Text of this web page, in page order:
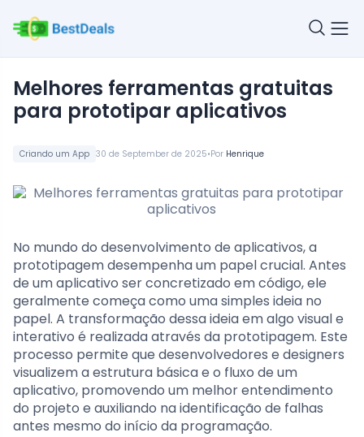
Criando um App 30 de September de 2025•Por Henrique
Melhores ferramentas gratuitas
para prototipar aplicativos
No mundo do desenvolvimento de aplicativos, a
prototipagem desempenha um papel crucial. Antes
de um aplicativo ser concretizado em código, ele
geralmente começa como uma simples ideia no
papel. A transformação dessa ideia em algo visual e
interativo é realizada através da prototipagem. Este
processo permite que desenvolvedores e designers
visualizem a estrutura básica e o fluxo de um
aplicativo, promovendo um melhor entendimento
do projeto e auxiliando na identificação de falhas
antes mesmo do início da programação.